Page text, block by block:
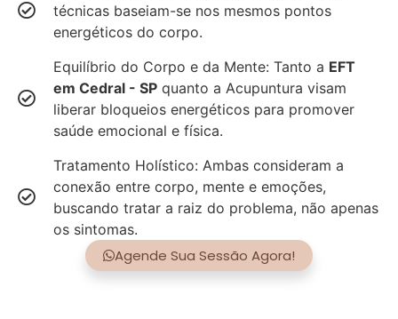
técnicas baseiam-se nos mesmos pontos
energéticos do corpo.
Equilíbrio do Corpo e da Mente: Tanto a EFT
em Cedral - SP quanto a Acupuntura visam
liberar bloqueios energéticos para promover
saúde emocional e física.
Tratamento Holístico: Ambas consideram a
conexão entre corpo, mente e emoções,
buscando tratar a raiz do problema, não apenas
os sintomas.
Agende Sua Sessão Agora!